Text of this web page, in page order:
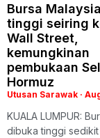
Bursa
tinggi seiring
Wall Street,
kemungkinan
pembukaan
Hormuz
Utusan Sarawak
KUALA LUMPUR:
dibuka tinggi sedikit